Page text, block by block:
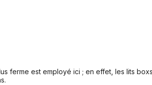
ferme est employé ici ; en effet, les lits